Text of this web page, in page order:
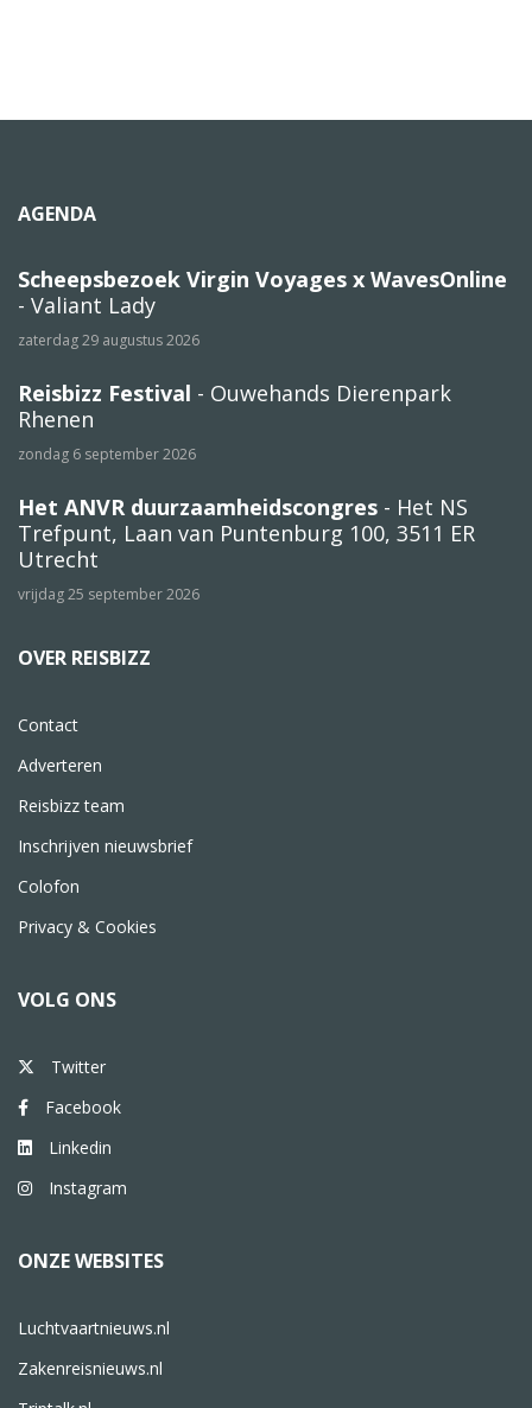
AGENDA
Scheepsbezoek Virgin Voyages x WavesOnline
- Valiant Lady
zaterdag 29 augustus 2026
Reisbizz Festival - Ouwehands Dierenpark
Rhenen
zondag 6 september 2026
Het ANVR duurzaamheidscongres - Het NS
Trefpunt, Laan van Puntenburg 100, 3511 ER
Utrecht
vrijdag 25 september 2026
OVER REISBIZZ
Contact
Adverteren
Reisbizz team
Inschrijven nieuwsbrief
Colofon
Privacy & Cookies
VOLG ONS
Twitter
Facebook
Linkedin
Instagram
ONZE WEBSITES
Luchtvaartnieuws.nl
Zakenreisnieuws.nl